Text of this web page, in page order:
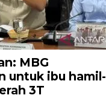
MBG
untuk ibu hamil-
3T